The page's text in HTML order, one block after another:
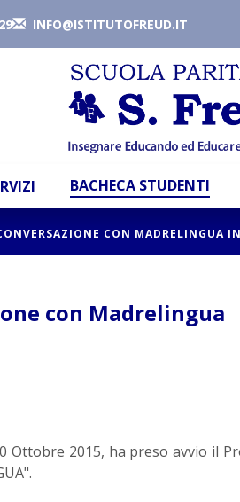
INFO@ISTITUTOFREUD.IT
BACHECA STUDENTI
CON MADRELINGUA
con Madrelingua
Ottobre 2015, ha preso avvio il